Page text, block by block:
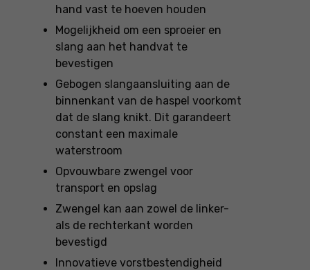
hand vast te hoeven houden
Mogelijkheid om een sproeier en
slang aan het handvat te
bevestigen
Gebogen slangaansluiting aan de
binnenkant van de haspel voorkomt
dat de slang knikt. Dit garandeert
constant een maximale
waterstroom
Opvouwbare zwengel voor
transport en opslag
Zwengel kan aan zowel de linker-
als de rechterkant worden
bevestigd
Innovatieve vorstbestendigheid